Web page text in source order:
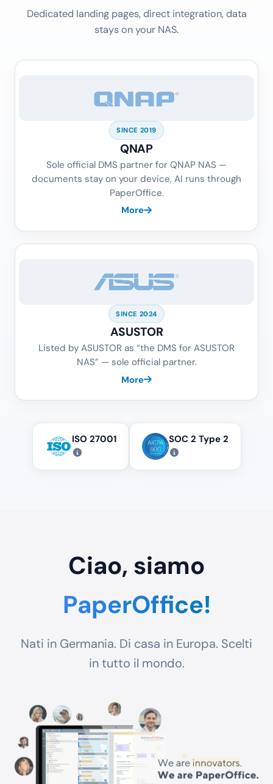
Dedicated landing pages, direct integration, data
stays on your NAS.
SINCE 2019
QNAP
Sole official DMS partner for QNAP NAS —
documents stay on your device, AI runs through
PaperOffice.
More
SINCE 2024
ASUSTOR
Listed by ASUSTOR as “the DMS for ASUSTOR
NAS” — sole official partner.
More
ISO 27001 SOC 2 Type 2
Ciao, siamo
PaperOffice!
Nati in Germania. Di casa in Europa. Scelti
in tutto il mondo.